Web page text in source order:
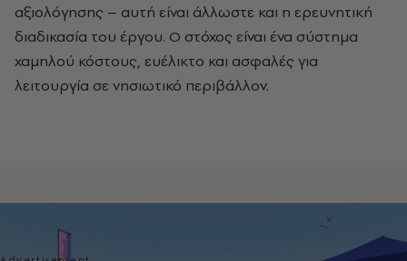
αξιολόγησης – αυτή είναι άλλωστε και η ερευνητική
διαδικασία του έργου. Ο στόχος είναι ένα σύστημα
χαμηλού κόστους, ευέλικτο και ασφαλές για
λειτουργία σε νησιωτικό περιβάλλον.